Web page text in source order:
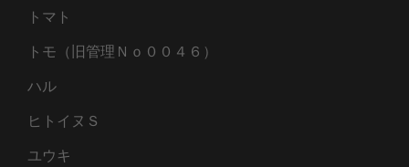
トマト
トモ（旧管理Ｎｏ００４６）
ハル
ヒトイヌＳ
ユウキ